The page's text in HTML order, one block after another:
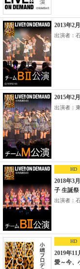
2013年2
出演者：
2015年2
出演者：
HD
2018年3
子 生誕祭
出演者：
HD
2019年
愛～今、